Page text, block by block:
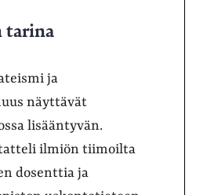
tarina
ja
näyttävät
lisääntyvän.
ilmiön tiimoilta
dosenttia ja